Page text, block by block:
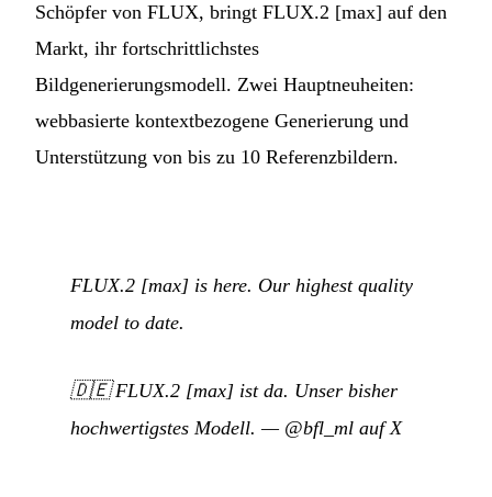
Schöpfer von FLUX, bringt FLUX.2 [max] auf den
Markt, ihr fortschrittlichstes
Bildgenerierungsmodell. Zwei Hauptneuheiten:
webbasierte kontextbezogene Generierung und
Unterstützung von bis zu 10 Referenzbildern.
FLUX.2 [max] is here. Our highest quality
model to date.
🇩🇪FLUX.2 [max] ist da. Unser bisher
hochwertigstes Modell. — @bfl_ml auf X